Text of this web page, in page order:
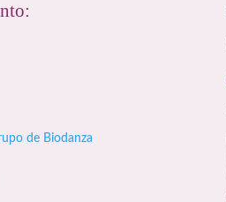
de Biodanza